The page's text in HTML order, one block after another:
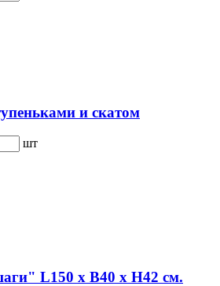
и скатом
шт
L150 х B40 х H42 см.